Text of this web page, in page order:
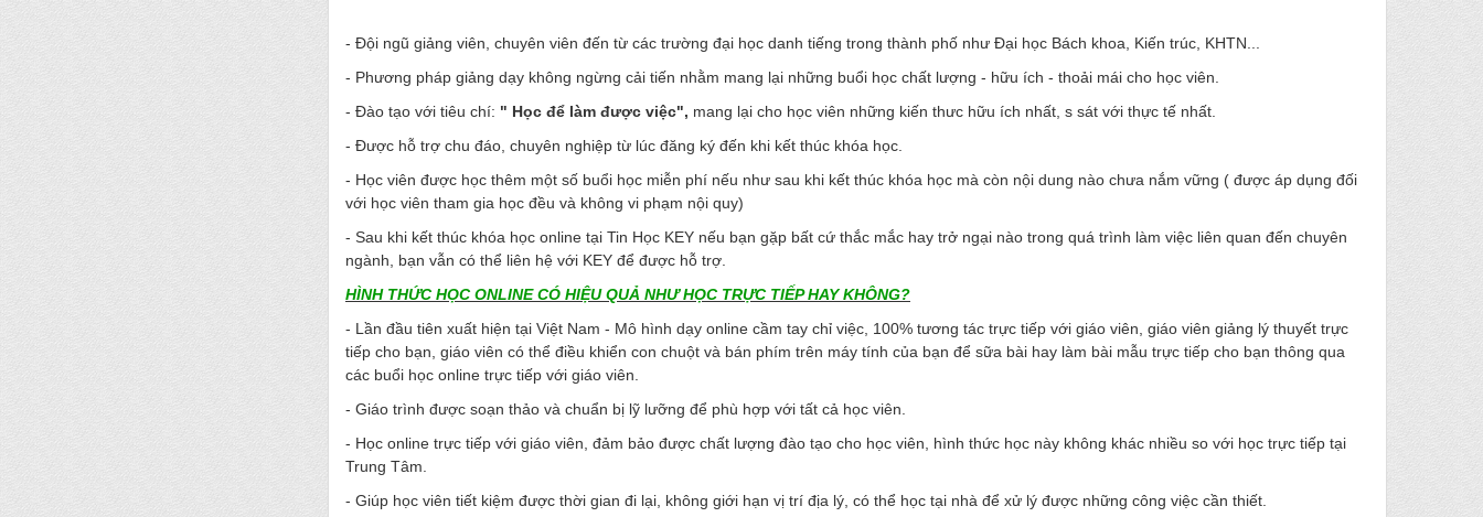
- Đội ngũ giảng viên, chuyên viên đến từ các trường đại học danh tiếng trong thành phố như Đại học Bách khoa, Kiến trúc, KHTN...
- Phương pháp giảng dạy không ngừng cải tiến nhằm mang lại những buổi học chất lượng - hữu ích - thoải mái cho học viên.
- Đào tạo với tiêu chí: " Học để làm được việc", mang lại cho học viên những kiến thưc hữu ích nhất, s sát với thực tế nhất.
- Được hỗ trợ chu đáo, chuyên nghiệp từ lúc đăng ký đến khi kết thúc khóa học.
- Học viên được học thêm một số buổi học miễn phí nếu như sau khi kết thúc khóa học mà còn nội dung nào chưa nắm vững ( được áp dụng đối
với học viên tham gia học đều và không vi phạm nội quy)
- Sau khi kết thúc khóa học online tại Tin Học KEY nếu bạn gặp bất cứ thắc mắc hay trở ngại nào trong quá trình làm việc liên quan đến chuyên
ngành, bạn vẫn có thể liên hệ với KEY để được hỗ trợ.
HÌNH THỨC HỌC ONLINE CÓ HIỆU QUẢ NHƯ HỌC TRỰC TIẾP HAY KHÔNG?
- Lần đầu tiên xuất hiện tại Việt Nam - Mô hình dạy online cầm tay chỉ việc, 100% tương tác trực tiếp với giáo viên, giáo viên giảng lý thuyết trực
tiếp cho bạn, giáo viên có thể điều khiển con chuột và bán phím trên máy tính của bạn để sữa bài hay làm bài mẫu trực tiếp cho bạn thông qua
các buổi học online trực tiếp với giáo viên.
- Giáo trình được soạn thảo và chuẩn bị lỹ lưỡng để phù hợp với tất cả học viên.
- Học online trực tiếp với giáo viên, đảm bảo được chất lượng đào tạo cho học viên, hình thức học này không khác nhiều so với học trực tiếp tại
Trung Tâm.
- Giúp học viên tiết kiệm được thời gian đi lại, không giới hạn vị trí địa lý, có thể học tại nhà để xử lý được những công việc cần thiết.